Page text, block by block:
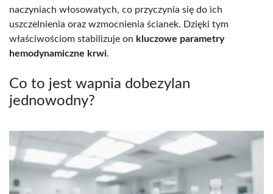
naczyniach włosowatych, co przyczynia się do ich
uszczelnienia oraz wzmocnienia ścianek. Dzięki tym
właściwościom stabilizuje on kluczowe parametry
hemodynamiczne krwi.
Co to jest wapnia dobezylan
jednowodny?